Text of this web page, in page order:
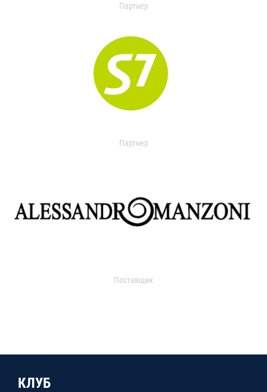
Партнер
Партнер
Поставщик
КЛУБ